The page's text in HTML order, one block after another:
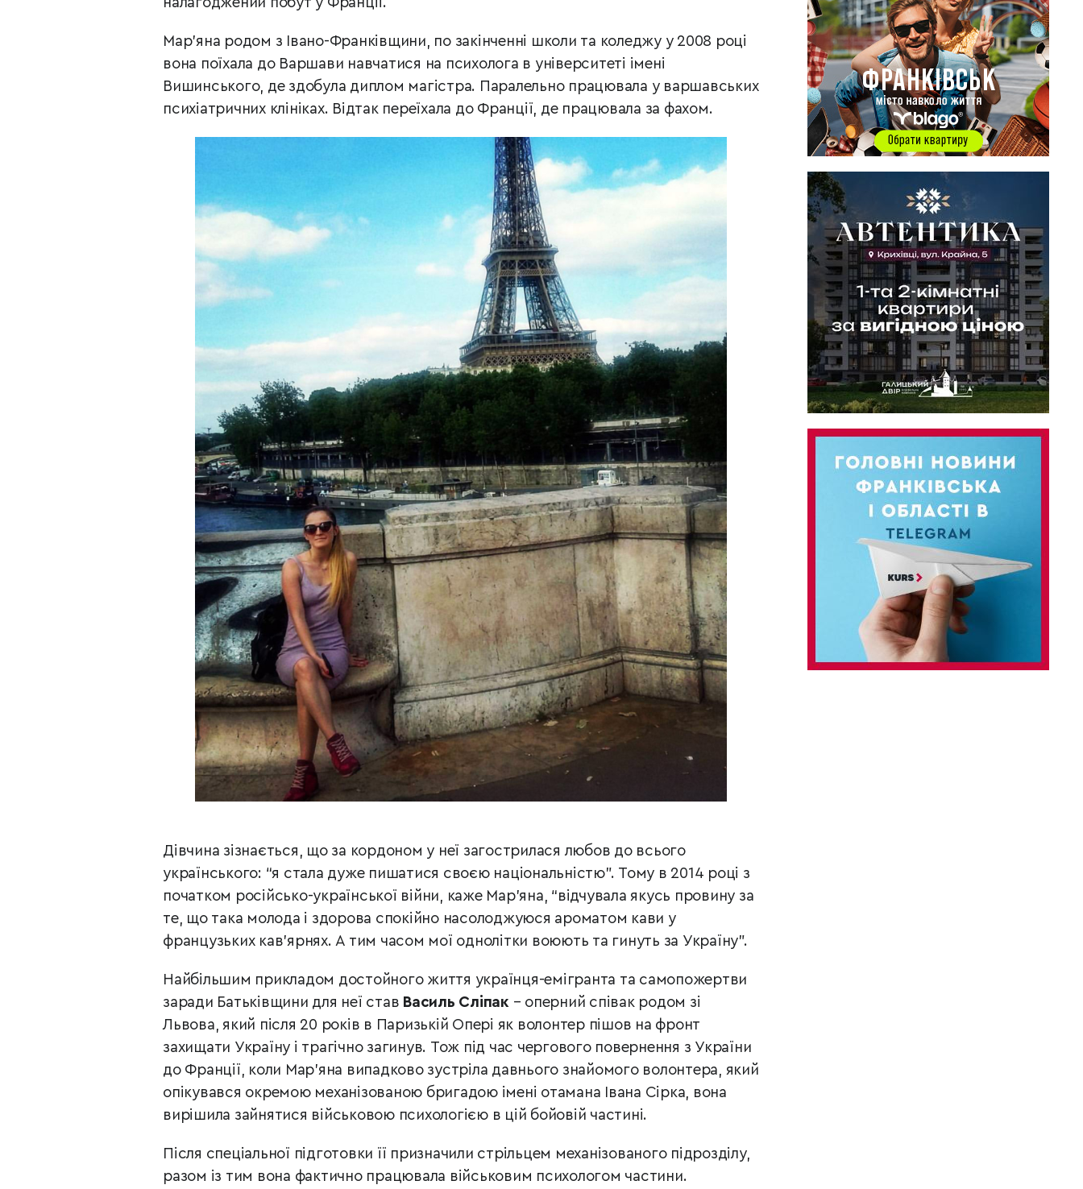
Мар’яна родом з Івано-Франківщини, по закінченні школи та коледжу у 2008 році
вона поїхала до Варшави навчатися на психолога в університеті імені
Вишинського, де здобула диплом магістра. Паралельно працювала у варшавських
психіатричних клініках. Відтак переїхала до Франції, де працювала за фахом.
Дівчина зізнається, що за кордоном у неї загострилася любов до всього
українського: “я стала дуже пишатися своєю національністю”. Тому в 2014 році з
початком російсько-української війни, каже Мар’яна, “відчувала якусь провину за
те, що така молода і здорова спокійно насолоджуюся ароматом кави у
французьких кав’ярнях. А тим часом мої однолітки воюють та гинуть за Україну”.
Найбільшим прикладом достойного життя українця-емігранта та самопожертви
заради Батьківщини для неї став Василь Сліпак– оперний співак родом зі
Львова, який після 20 років в Паризькій Опері як волонтер пішов на фронт
захищати Україну і трагічно загинув. Тож під час чергового повернення з України
до Франції, коли Мар’яна випадково зустріла давнього знайомого волонтера, який
опікувався окремою механізованою бригадою імені отамана Івана Сірка, вона
вирішила зайнятися військовою психологією в цій бойовій частині.
Після спеціальної підготовки її призначили стрільцем механізованого підрозділу,
разом із тим вона фактично працювала військовим психологом частини.